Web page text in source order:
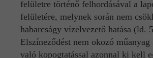
felületre történő felhordásával a
felületére, melynek során nem
habarcságy vízelvezető hatása (ld.
Elszíneződést nem okozó műanyag
való kopogtatással azonnal ki kell